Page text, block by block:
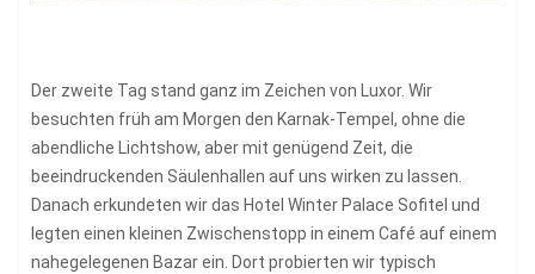
Der zweite Tag stand ganz im Zeichen von Luxor. Wir
besuchten früh am Morgen den Karnak-Tempel, ohne die
abendliche Lichtshow, aber mit genügend Zeit, die
beeindruckenden Säulenhallen auf uns wirken zu lassen.
Danach erkundeten wir das Hotel Winter Palace Sofitel und
legten einen kleinen Zwischenstopp in einem Café auf einem
nahegelegenen Bazar ein. Dort probierten wir typisch